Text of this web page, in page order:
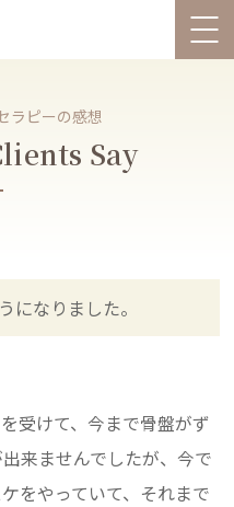
ラピーの感想
Say
になりました。
受けて、今まで骨盤がず
来ませんでしたが、今で
をやっていて、それまで